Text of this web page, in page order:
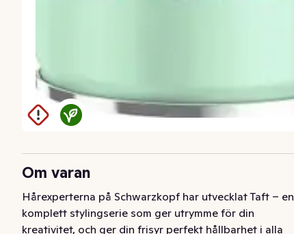
Om varan
Hårexperterna på Schwarzkopf har utvecklat Taft – en
komplett stylingserie som ger utrymme för din
kreativitet, och ger din frisyr perfekt hållbarhet i alla